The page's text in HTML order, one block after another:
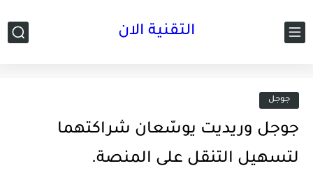
التقنية الان
جوجل
جوجل وريديت يوسّعان شراكتهما
لتسهيل التنقل على المنصة.